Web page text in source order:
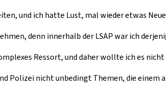
und ich hatte Lust, mal wieder etwas
denn innerhalb der LSAP war ich
Ressort, und daher wollte ich es
Polizei nicht unbedingt Themen, die